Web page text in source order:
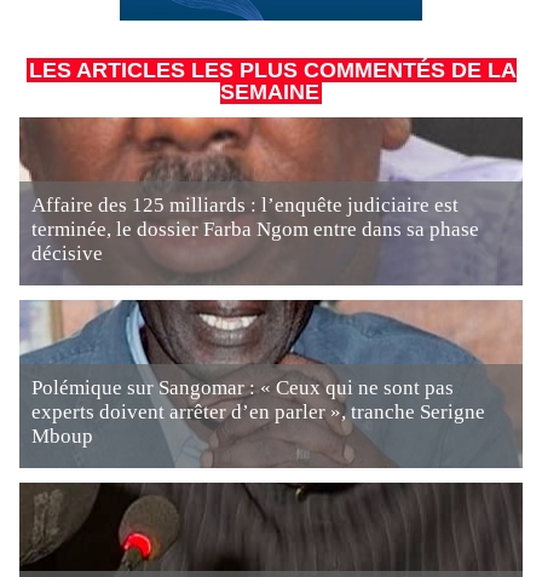
LES ARTICLES LES PLUS COMMENTÉS DE LA
SEMAINE
Affaire des 125 milliards : l’enquête judiciaire est
terminée, le dossier Farba Ngom entre dans sa phase
décisive
Polémique sur Sangomar : « Ceux qui ne sont pas
experts doivent arrêter d’en parler », tranche Serigne
Mboup